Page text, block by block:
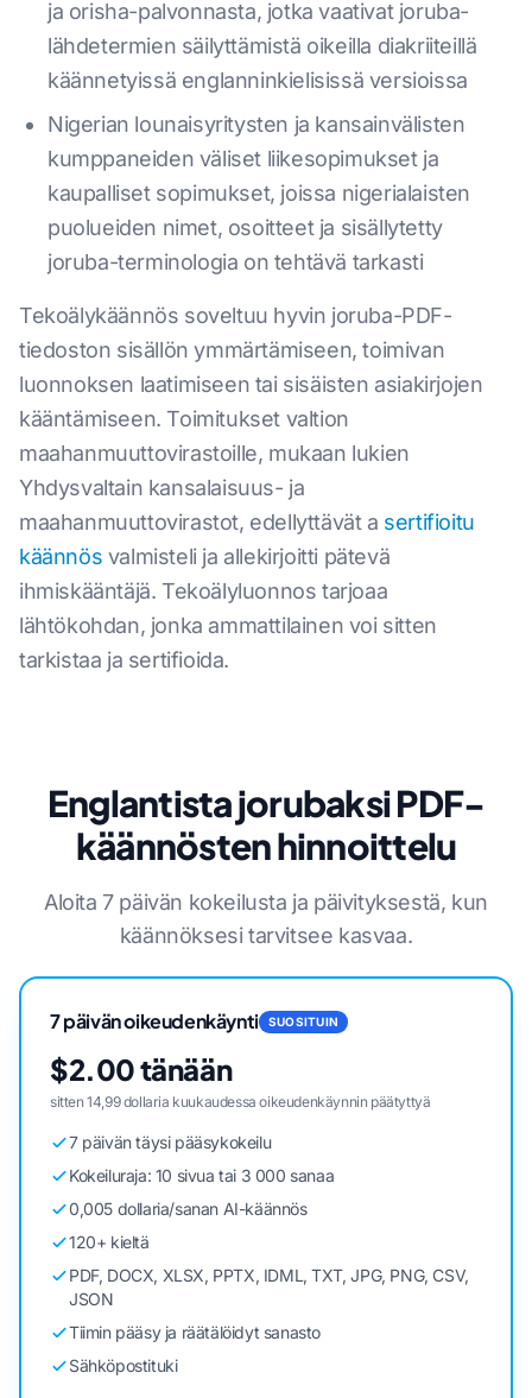
ja orisha-palvonnasta, jotka vaativat joruba-
lähdetermien säilyttämistä oikeilla diakriiteillä
käännetyissä englanninkielisissä versioissa
Nigerian lounaisyritysten ja kansainvälisten
kumppaneiden väliset liikesopimukset ja
kaupalliset sopimukset, joissa nigerialaisten
puolueiden nimet, osoitteet ja sisällytetty
joruba-terminologia on tehtävä tarkasti
Tekoälykäännös soveltuu hyvin joruba-PDF-
tiedoston sisällön ymmärtämiseen, toimivan
luonnoksen laatimiseen tai sisäisten asiakirjojen
kääntämiseen. Toimitukset valtion
maahanmuuttovirastoille, mukaan lukien
Yhdysvaltain kansalaisuus- ja
maahanmuuttovirastot, edellyttävät a sertifioitu
käännös valmisteli ja allekirjoitti pätevä
ihmiskääntäjä. Tekoälyluonnos tarjoaa
lähtökohdan, jonka ammattilainen voi sitten
tarkistaa ja sertifioida.
Englantista jorubaksi PDF-
käännösten hinnoittelu
Aloita 7 päivän kokeilusta ja päivityksestä, kun
käännöksesi tarvitsee kasvaa.
7 päivän oikeudenkäynti SUOSITUIN
$2.00 tänään
sitten 14,99 dollaria kuukaudessa oikeudenkäynnin päätyttyä
7 päivän täysi pääsykokeilu
Kokeiluraja: 10 sivua tai 3 000 sanaa
0,005 dollaria/sanan AI-käännös
120+ kieltä
PDF, DOCX, XLSX, PPTX, IDML, TXT, JPG, PNG, CSV,
JSON
Tiimin pääsy ja räätälöidyt sanasto
Sähköpostituki